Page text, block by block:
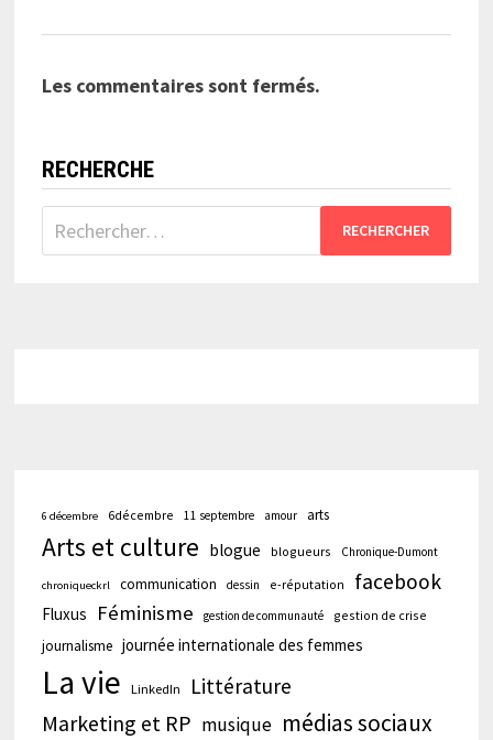
Les commentaires sont fermés.
RECHERCHE
Rechercher :
6 décembre 6décembre 11 septembre amour arts
Arts et culture blogue blogueurs Chronique-Dumont
chroniqueckrl communication dessin e-réputation facebook
Fluxus Féminisme gestion de communauté gestion de crise
journalisme journée internationale des femmes
La vie LinkedIn Littérature
Marketing et RP musique médias sociaux